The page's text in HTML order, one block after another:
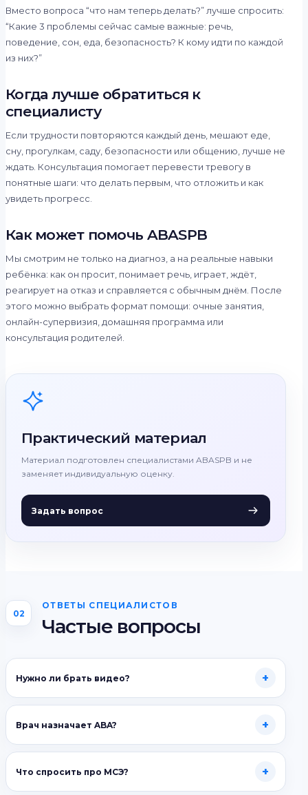
Вместо вопроса “что нам теперь делать?” лучше спросить:
“Какие 3 проблемы сейчас самые важные: речь,
поведение, сон, еда, безопасность? К кому идти по каждой
из них?”
Когда лучше обратиться к
специалисту
Если трудности повторяются каждый день, мешают еде,
сну, прогулкам, саду, безопасности или общению, лучше не
ждать. Консультация помогает перевести тревогу в
понятные шаги: что делать первым, что отложить и как
увидеть прогресс.
Как может помочь ABASPB
Мы смотрим не только на диагноз, а на реальные навыки
ребёнка: как он просит, понимает речь, играет, ждёт,
реагирует на отказ и справляется с обычным днём. После
этого можно выбрать формат помощи: очные занятия,
онлайн-супервизия, домашняя программа или
консультация родителей.
Практический материал
Материал подготовлен специалистами ABASPB и не
заменяет индивидуальную оценку.
Задать вопрос
02
ОТВЕТЫ СПЕЦИАЛИСТОВ
Частые вопросы
Нужно ли брать видео? +
Врач назначает ABA? +
Что спросить про МСЭ? +